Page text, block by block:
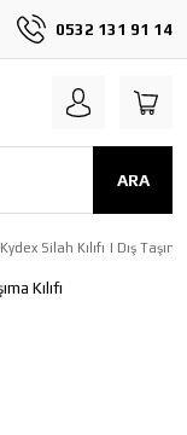
0532 131 91 14
ARA
Kydex Silah Kılıfı | Dış Taşıma